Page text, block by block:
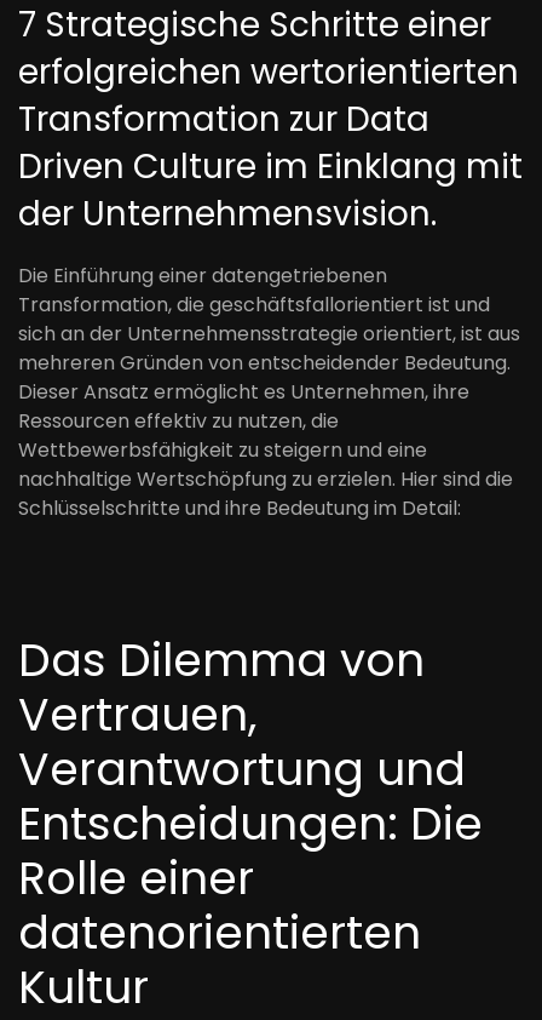
7 Strategische Schritte einer
erfolgreichen wertorientierten
Transformation zur Data
Driven Culture im Einklang mit
der Unternehmensvision.
Die Einführung einer datengetriebenen
Transformation, die geschäftsfallorientiert ist und
sich an der Unternehmensstrategie orientiert, ist aus
mehreren Gründen von entscheidender Bedeutung.
Dieser Ansatz ermöglicht es Unternehmen, ihre
Ressourcen effektiv zu nutzen, die
Wettbewerbsfähigkeit zu steigern und eine
nachhaltige Wertschöpfung zu erzielen. Hier sind die
Schlüsselschritte und ihre Bedeutung im Detail:
Das Dilemma von
Vertrauen,
Verantwortung und
Entscheidungen: Die
Rolle einer
datenorientierten
Kultur